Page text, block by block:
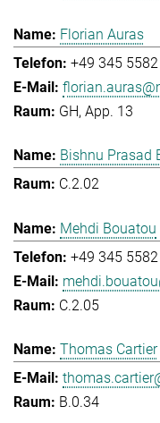
Florian Auras
+49 345
GH, App. 13
Bishnu Prasad
C.2.02
Mehdi Bouatou
+49 345
C.2.05
Thomas Cartier
B.0.34